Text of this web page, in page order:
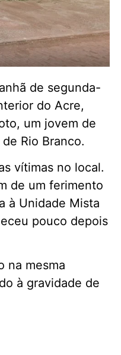
de segunda-
do Acre,
um jovem de
Rio Branco.
vítimas no local.
de um ferimento
à Unidade Mista
pouco depois
na mesma
à gravidade de